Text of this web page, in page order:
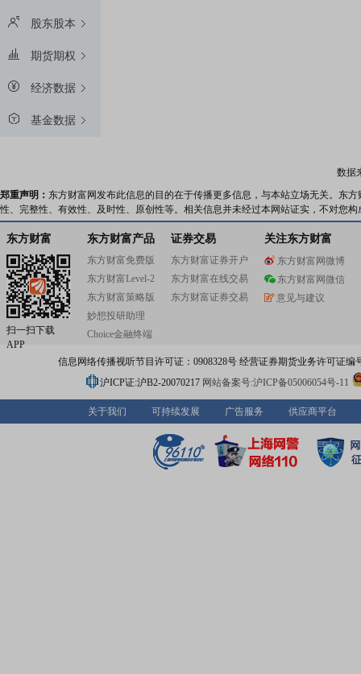
股东股本
期货期权
经济数据
基金数据
数据
郑重声明： 东方财富网发布此信息的目的在于传播更多信息，与本站立场无关。东
性、完整性、有效性、及时性、原创性等。相关信息并未经过本网站证实，不对您
东方财富
扫一扫下载
APP
东方财富产品
东方财富免费版
东方财富Level-2
东方财富策略版
妙想投研助理
Choice金融终端
证券交易
东方财富证券开户
东方财富在线交易
东方财富证券交易
关注东方财富
东方财富网微博
东方财富网微信
意见与建议
信息网络传播视听节目许可证：0908328号 经营证券期货业务许可证编
沪ICP证:沪B2-20070217 网站备案号:沪ICP备05006054号-11
关于我们 可持续发展 广告服务 供应商平台